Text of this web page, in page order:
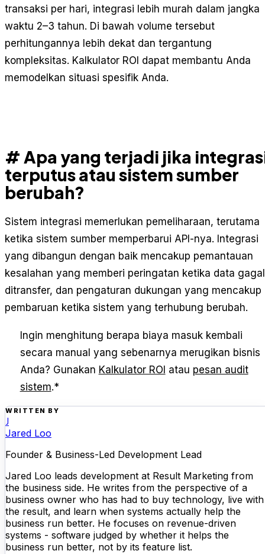
transaksi per hari, integrasi lebih murah dalam jangka
waktu 2–3 tahun. Di bawah volume tersebut
perhitungannya lebih dekat dan tergantung
kompleksitas. Kalkulator ROI dapat membantu Anda
memodelkan situasi spesifik Anda.
# Apa yang terjadi jika
terputus atau sistem sumber
berubah?
Sistem integrasi memerlukan pemeliharaan, terutama
ketika sistem sumber memperbarui API-nya. Integrasi
yang dibangun dengan baik mencakup pemantauan
kesalahan yang memberi peringatan ketika data gagal
ditransfer, dan pengaturan dukungan yang mencakup
pembaruan ketika sistem yang terhubung berubah.
Ingin menghitung berapa biaya masuk kembali
secara manual yang sebenarnya merugikan bisnis
Anda? Gunakan Kalkulator ROI atau pesan audit
sistem.*
WRITTEN BY
J
Jared Loo
Founder & Business-Led Development Lead
Jared Loo leads development at Result Marketing from
the business side. He writes from the perspective of a
business owner who has had to buy technology, live with
the result, and learn when systems actually help the
business run better. He focuses on revenue-driven
systems - software judged by whether it helps the
business run better, not by its feature list.